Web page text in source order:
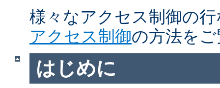
様々なアクセス制御の
アクセス制御の方法を
はじめに